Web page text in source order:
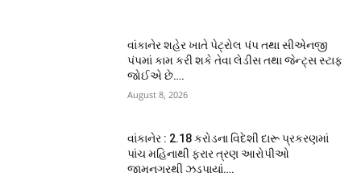
વાંકાનેર શહેર ખાતે પેટ્રોલ પંપ તથા સીએનજી
પંપમાં કામ કરી શકે તેવા લેડીસ તથા જેન્ટ્સ સ્ટાફ
જોઈએ છે….
August 8, 2026
વાંકાનેર : 2.18 કરોડના વિદેશી દારૂ પ્રકરણમાં
પાંચ મહિનાથી ફરાર ત્રણ આરોપીઓ
જામનગરથી ઝડપાયાં….